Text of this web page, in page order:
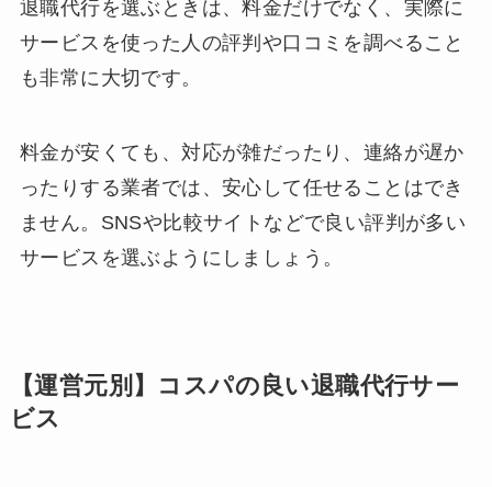
退職代行を選ぶときは、料金だけでなく、実際に
サービスを使った人の評判や口コミを調べること
も非常に大切です。
料金が安くても、対応が雑だったり、連絡が遅か
ったりする業者では、安心して任せることはでき
ません。SNSや比較サイトなどで良い評判が多い
サービスを選ぶようにしましょう。
【運営元別】コスパの良い退職代行サー
ビス